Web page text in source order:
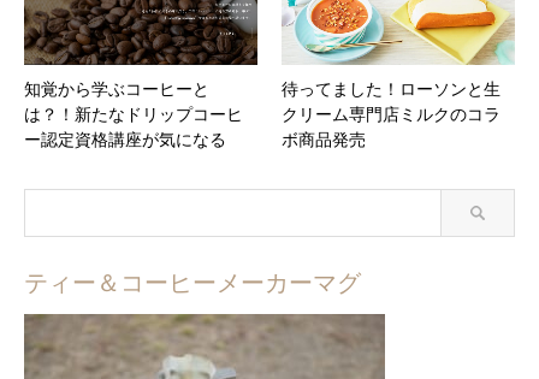
知覚から学ぶコーヒーと
は？！新たなドリップコーヒ
ー認定資格講座が気になる
待ってました！ローソンと生
クリーム専門店ミルクのコラ
ボ商品発売
ティー＆コーヒーメーカーマグ